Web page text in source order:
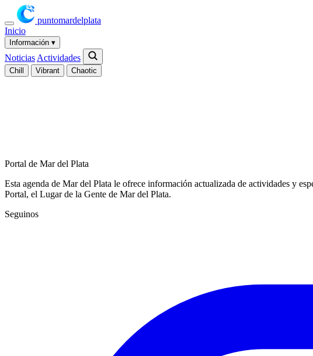
puntomardelplata
Inicio
Información ▾
Noticias Actividades
Chill Vibrant Chaotic
Portal de Mar del Plata
Esta agenda de Mar del Plata le ofrece información actualizada de actividades y
Portal, el Lugar de la Gente de Mar del Plata.
Seguinos